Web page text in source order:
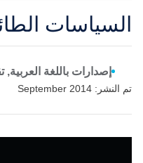
الرئيسي
السياسات
إصدارات باللغة
تم النشر: September 2014